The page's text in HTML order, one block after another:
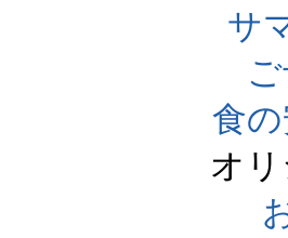
サ
食
オ